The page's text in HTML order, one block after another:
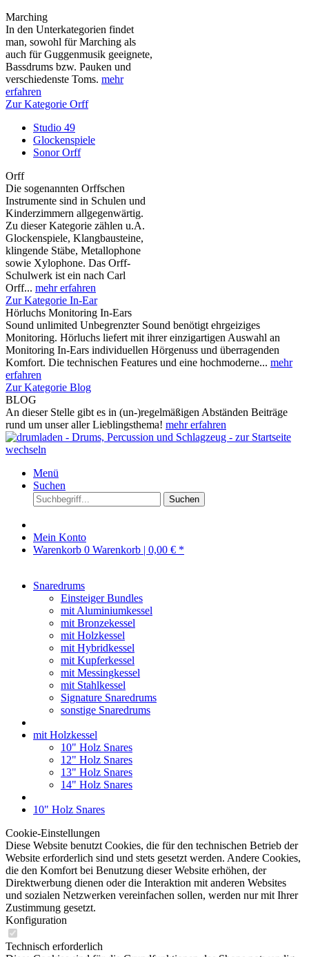
Marching
In den Unterkategorien findet
man, sowohl für Marching als
auch für Guggenmusik geeignete,
Bassdrums bzw. Pauken und
verschiedenste Toms. mehr
erfahren
Zur Kategorie Orff
Studio 49
Glockenspiele
Sonor Orff
Orff
Die sogenannten Orffschen
Instrumente sind in Schulen und
Kinderzimmern allgegenwärtig.
Zu dieser Kategorie zählen u.A.
Glockenspiele, Klangbausteine,
klingende Stäbe, Metallophone
sowie Xylophone. Das Orff-
Schulwerk ist ein nach Carl
Orff... mehr erfahren
Zur Kategorie In-Ear
Hörluchs Monitoring In-Ears
Sound unlimited Unbegrenzter Sound benötigt ehrgeiziges
Monitoring. Hörluchs liefert mit ihrer einzigartigen Auswahl an
Monitoring In-Ears individuellen Hörgenuss und überragenden
Komfort. Die technischen Features und eine hochmoderne... mehr
erfahren
Zur Kategorie Blog
BLOG
An dieser Stelle gibt es in (un-)regelmäßigen Abständen Beiträge
rund um unser aller Lieblingsthema! mehr erfahren
Menü
Suchen
Suchen
Mein Konto
Warenkorb 0 Warenkorb | 0,00 € *
Snaredrums
Einsteiger Bundles
mit Aluminiumkessel
mit Bronzekessel
mit Holzkessel
mit Hybridkessel
mit Kupferkessel
mit Messingkessel
mit Stahlkessel
Signature Snaredrums
sonstige Snaredrums
mit Holzkessel
10" Holz Snares
12" Holz Snares
13" Holz Snares
14" Holz Snares
10" Holz Snares
Cookie-Einstellungen
Diese Website benutzt Cookies, die für den technischen Betrieb der
Website erforderlich sind und stets gesetzt werden. Andere Cookies,
die den Komfort bei Benutzung dieser Website erhöhen, der
Direktwerbung dienen oder die Interaktion mit anderen Websites
und sozialen Netzwerken vereinfachen sollen, werden nur mit Ihrer
Zustimmung gesetzt.
Konfiguration
Technisch erforderlich